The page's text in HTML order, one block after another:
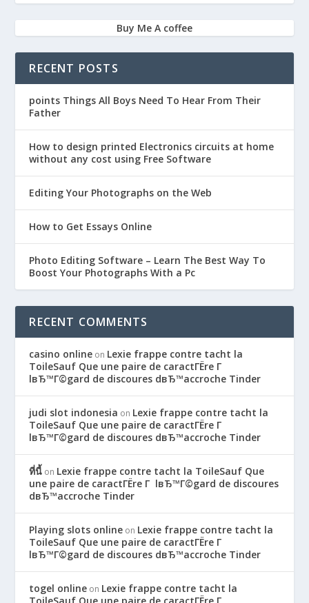
Buy Me A coffee
RECENT POSTS
points Things All Boys Need To Hear From Their
Father
How to design printed Electronics circuits at home
without any cost using Free Software
Editing Your Photographs on the Web
How to Get Essays Online
Photo Editing Software – Learn The Best Way To
Boost Your Photographs With a Pc
RECENT COMMENTS
casino online on Lexie frappe contre tacht la
ToileSauf Que une paire de caractГЁre Г
lвЂ™Г©gard de discoures dвЂ™accroche Tinder
judi slot indonesia on Lexie frappe contre tacht la
ToileSauf Que une paire de caractГЁre Г
lвЂ™Г©gard de discoures dвЂ™accroche Tinder
ที่นี้ on Lexie frappe contre tacht la ToileSauf Que
une paire de caractГЁre Г lвЂ™Г©gard de discoures
dвЂ™accroche Tinder
Playing slots online on Lexie frappe contre tacht la
ToileSauf Que une paire de caractГЁre Г
lвЂ™Г©gard de discoures dвЂ™accroche Tinder
togel online on Lexie frappe contre tacht la